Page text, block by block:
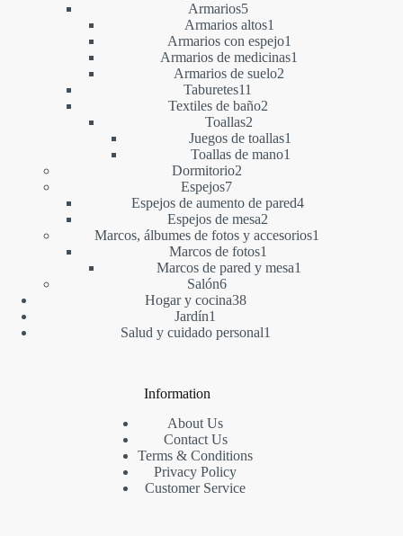
productos
Armarios55
productos
Armarios altos1
producto
Armarios con espejo1
producto
Armarios de medicinas1
Armarios de suelo2
Taburetes11
productos
Textiles de baño22
Toallas2
productos
Juegos de toallas1
Toallas de mano1
Dormitorio22
Espejos77
productos
Espejos de aumento de pared44
Espejos de mesa2
productos
Marcos, álbumes de fotos y accesorios1
Marcos de fotos1
producto
Marcos de pared y mesa1
Salón66
productos
Hogar y cocina3838
Jardín1
producto
Salud y cuidado personal1
Information
About Us
Contact Us
Terms & Conditions
Privacy Policy
Customer Service